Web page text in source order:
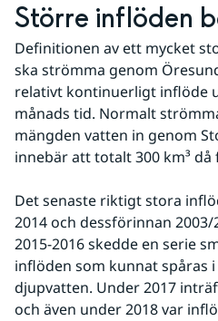
Större inflöden
Definitionen av ett mycket
ska strömma genom
relativt kontinuerligt inflöde
månads tid. Normalt
mängden vatten in genom
innebär att totalt 300 km³
Det senaste riktigt stora
2014 och dessförinnan
2015-2016 skedde en serie
inflöden som kunnat spåras
djupvatten. Under 2017
och även under 2018 var